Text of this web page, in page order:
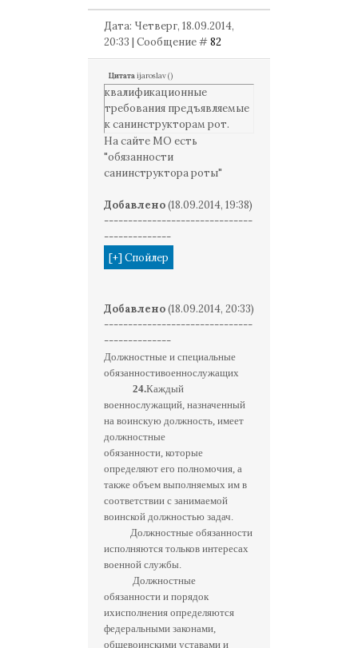
Дата: Четверг, 18.09.2014,
20:33 | Сообщение #82
Цитатаijaroslav()
квалификационные
требования предъявляемые
к санинструкторам рот.
На сайте МО есть
"обязанности
санинструктора роты"
Добавлено(18.09.2014, 19:38)
-------------------------------
--------------
Добавлено(18.09.2014, 20:33)
-------------------------------
--------------
Должностные и специальные
обязанностивоеннослужащих
24.Каждый
военнослужащий, назначенный
на воинскую должность, имеет
должностные
обязанности, которые
определяют его полномочия, а
также объем выполняемых им в
соответствии с занимаемой
воинской должностью задач.
Должностные обязанности
исполняются тольков интересах
военной службы.
Должностные
обязанности и порядок
ихисполнения определяются
федеральными законами,
общевоинскими уставами и